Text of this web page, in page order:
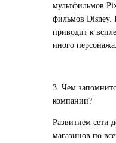
мультфильмов
фильмов Disney.
приводит к
иного персонажа.
3. Чем
компании?
Развитием сети
магазинов по